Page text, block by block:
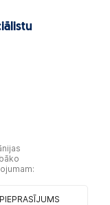
PIEPRASĪJUMS